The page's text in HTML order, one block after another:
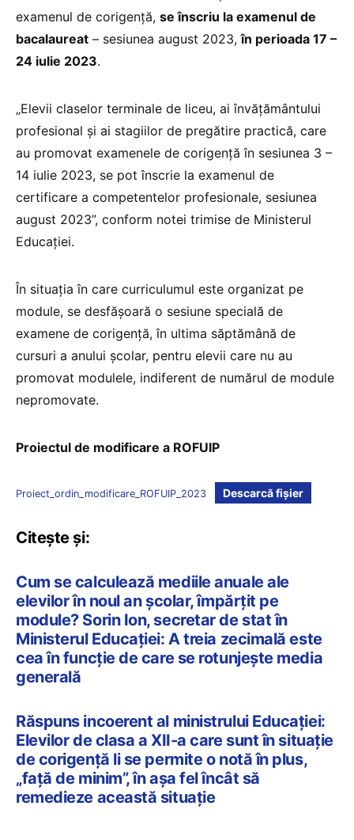
examenul de corigență, se înscriu la examenul de
bacalaureat – sesiunea august 2023,în perioada 17 –
24 iulie 2023.
„Elevii claselor terminale de liceu, ai învățământului
profesional și ai stagiilor de pregătire practică, care
au promovat examenele de corigență în sesiunea 3 –
14 iulie 2023, se pot înscrie la examenul de
certificare a competentelor profesionale, sesiunea
august 2023”, conform notei trimise de Ministerul
Educației.
În situația în care curriculumul este organizat pe
module, se desfășoară o sesiune specială de
examene de corigență, în ultima săptămână de
cursuri a anului școlar, pentru elevii care nu au
promovat modulele, indiferent de numărul de module
nepromovate.
Proiectul de modificare a ROFUIP
Proiect_ordin_modificare_ROFUIP_2023 Descarcă fișier
Citește și:
Cum se calculează mediile anuale ale
elevilor în noul an școlar, împărțit pe
module? Sorin Ion, secretar de stat în
Ministerul Educației: A treia zecimală este
cea în funcție de care se rotunjește media
generală
Răspuns incoerent al ministrului Educației:
Elevilor de clasa a XII-a care sunt în situație
de corigență li se permite o notă în plus,
„față de minim”, în așa fel încât să
remedieze această situație